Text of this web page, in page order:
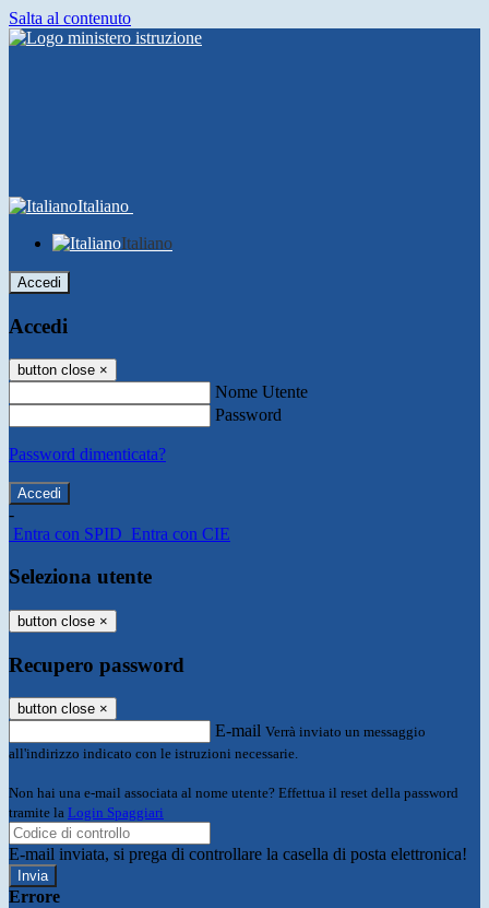
Salta al contenuto
Italiano
Italiano
Accedi
Accedi
button close ×
Nome Utente
Password
Password dimenticata?
-
Entra con SPID Entra con CIE
Seleziona utente
button close ×
Recupero password
button close ×
E-mail Verrà inviato un messaggio
all'indirizzo indicato con le istruzioni necessarie.
Non hai una e-mail associata al nome utente? Effettua il reset della password
tramite la Login Spaggiari
E-mail inviata, si prega di controllare la casella di posta elettronica!
Errore